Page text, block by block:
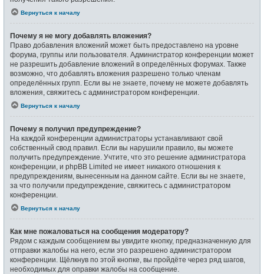
Вернуться к началу
Почему я не могу добавлять вложения?
Право добавления вложений может быть предоставлено на уровне
форума, группы или пользователя. Администратор конференции может
не разрешить добавление вложений в определённых форумах. Также
возможно, что добавлять вложения разрешено только членам
определённых групп. Если вы не знаете, почему не можете добавлять
вложения, свяжитесь с администратором конференции.
Вернуться к началу
Почему я получил предупреждение?
На каждой конференции администраторы устанавливают свой
собственный свод правил. Если вы нарушили правило, вы можете
получить предупреждение. Учтите, что это решение администратора
конференции, и phpBB Limited не имеет никакого отношения к
предупреждениям, вынесенным на данном сайте. Если вы не знаете,
за что получили предупреждение, свяжитесь с администратором
конференции.
Вернуться к началу
Как мне пожаловаться на сообщения модератору?
Рядом с каждым сообщением вы увидите кнопку, предназначенную для
отправки жалобы на него, если это разрешено администратором
конференции. Щёлкнув по этой кнопке, вы пройдёте через ряд шагов,
необходимых для оправки жалобы на сообщение.